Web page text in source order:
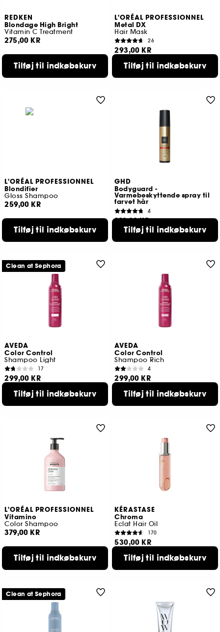
REDKEN
Blondage High Bright
Vitamin C Treatment
275,00 KR
Tilføj til indkøbskurv
L'ORÉAL PROFESSIONNEL
Metal DX
Hair Mask
26
293,00 KR
Tilføj til indkøbskurv
L'ORÉAL PROFESSIONNEL
Blondifier
Gloss Shampoo
259,00 KR
Tilføj til indkøbskurv
GHD
Bodyguard -
Varmebeskyttende spray til
farvet hår
4
219,00 KR
Tilføj til indkøbskurv
AVEDA
Color Control
Shampoo Light
17
299,00 KR
Tilføj til indkøbskurv
Clean at Sephora
AVEDA
Color Control
Shampoo Rich
4
299,00 KR
Tilføj til indkøbskurv
L'ORÉAL PROFESSIONNEL
Vitamino
Color Shampoo
379,00 KR
Tilføj til indkøbskurv
KÉRASTASE
Chroma
Eclat Hair Oil
170
530,00 KR
Tilføj til indkøbskurv
Clean at Sephora